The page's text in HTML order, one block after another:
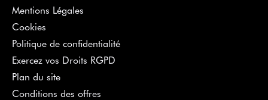
Mentions Légales
Cookies
Politique de confidentialité
Exercez vos Droits RGPD
Plan du site
Conditions des offres